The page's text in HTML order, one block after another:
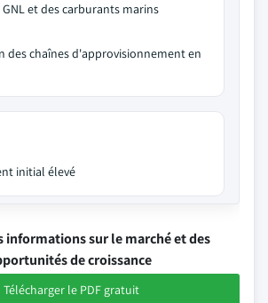
et des carburants marins
des chaînes d'approvisionnement en
initial élevé
informations sur le marché et des
de croissance
Télécharger le PDF gratuit